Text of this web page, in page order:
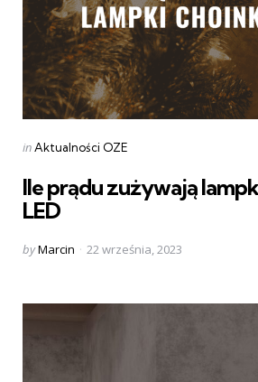
Categories
Posted
inAktualności OZE
Ile prądu zużywają
LED
Posted
byMarcin 22 września, 2023